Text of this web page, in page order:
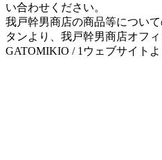
い合わせください。
我戸幹男商店の商品等につい
タンより、我戸幹男商店オフ
GATOMIKIO / 1ウェブサイト